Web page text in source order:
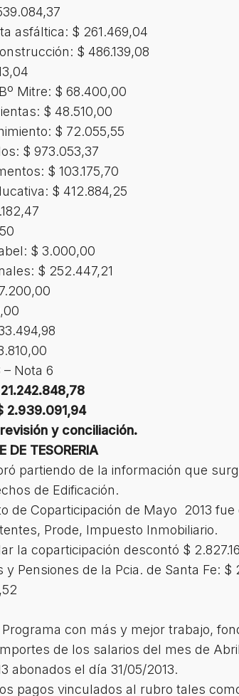
asfáltica: $ 261.469,04
$ 486.139,08
Mitre: $ 68.400,00
$ 48.510,00
$ 72.055,55
$ 973.053,37
$ 103.175,70
$ 412.884,25
$ 3.000,00
$ 252.447,21
– Nota 6
21.242.848,78
2.939.091,94
y conciliación.
DE TESORERIA
partiendo de la información que
de Edificación.
de Coparticipación de Mayo 2013
Prode, Impuesto Inmobiliario.
la coparticipación descontó $
Pensiones de la Pcia. de Santa Fe: $
con más y mejor trabajo,
de los salarios del mes de
abonados el día 31/05/2013.
pagos vinculados al rubro tales